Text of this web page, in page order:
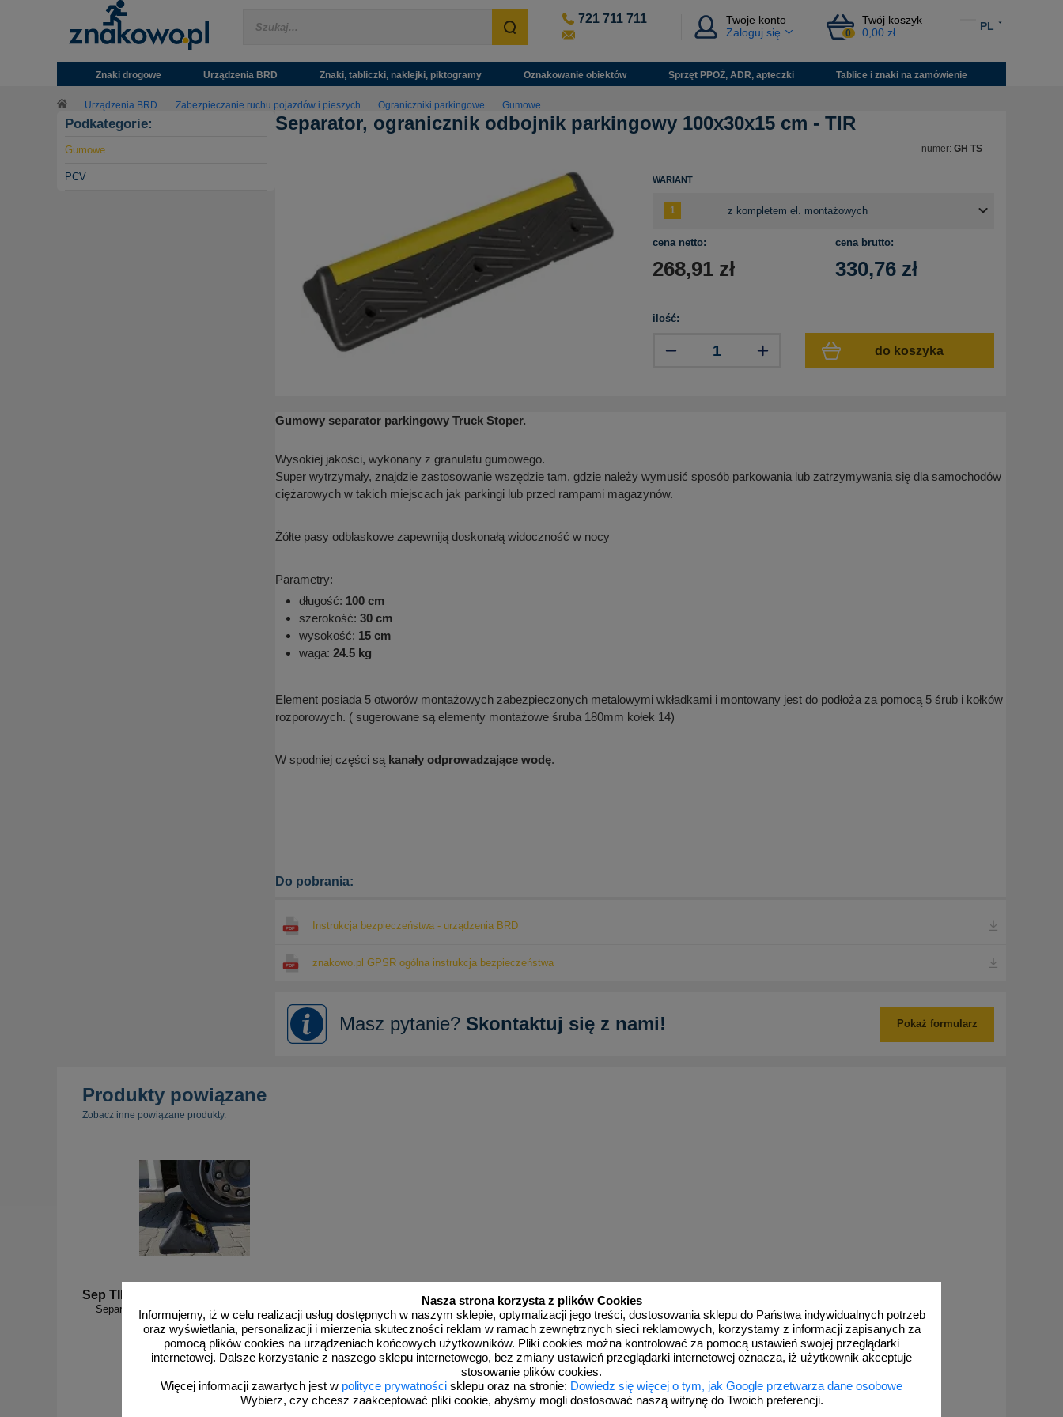
Nasza strona korzysta z plików Cookies
Informujemy, iż w celu realizacji usług dostępnych w naszym sklepie, optymalizacji jego treści, dostosowania sklepu do Państwa indywidualnych potrzeb
oraz wyświetlania, personalizacji i mierzenia skuteczności reklam w ramach zewnętrznych sieci reklamowych, korzystamy z informacji zapisanych za
pomocą plików cookies na urządzeniach końcowych użytkowników. Pliki cookies można kontrolować za pomocą ustawień swojej przeglądarki
internetowej. Dalsze korzystanie z naszego sklepu internetowego, bez zmiany ustawień przeglądarki internetowej oznacza, iż użytkownik akceptuje
stosowanie plików cookies.
Więcej informacji zawartych jest w polityce prywatności sklepu oraz na stronie: Dowiedz się więcej o tym, jak Google przetwarza dane osobowe
Wybierz, czy chcesz zaakceptować pliki cookie, abyśmy mogli dostosować naszą witrynę do Twoich preferencji.
721 711 711
Twoje konto
Zaloguj się
Twój koszyk
0 0,00 zł
PL
Znaki drogowe Urządzenia BRD Znaki, tabliczki, naklejki, piktogramy Oznakowanie obiektów Sprzęt PPOŻ, ADR, apteczki Tablice i znaki na zamówienie
Urządzenia BRD Zabezpieczanie ruchu pojazdów i pieszych Ograniczniki parkingowe Gumowe
Podkategorie:
Gumowe
PCV
Separator, ogranicznik odbojnik parkingowy 100x30x15 cm - TIR
numer: GH TS
WARIANT
cena netto:
268,91 zł
cena brutto:
330,76 zł
ilość:
do koszyka
Gumowy separator parkingowy Truck Stoper.
Wysokiej jakości, wykonany z granulatu gumowego.
Super wytrzymały, znajdzie zastosowanie wszędzie tam, gdzie należy wymusić sposób parkowania lub zatrzymywania się dla samochodów
ciężarowych w takich miejscach jak parkingi lub przed rampami magazynów.
Żółte pasy odblaskowe zapewniją doskonałą widoczność w nocy
Parametry:
długość: 100 cm
szerokość: 30 cm
wysokość: 15 cm
waga: 24.5 kg
Element posiada 5 otworów montażowych zabezpieczonych metalowymi wkładkami i montowany jest do podłoża za pomocą 5 śrub i kołków
rozporowych. ( sugerowane są elementy montażowe śruba 180mm kołek 14)
W spodniej części są kanały odprowadzające wodę.
Do pobrania:
Instrukcja bezpieczeństwa - urządzenia BRD
znakowo.pl GPSR ogólna instrukcja bezpieczeństwa
Masz pytanie? Skontaktuj się z nami! Pokaż formularz
Produkty powiązane
Zobacz inne powiązane produkty.
Sep TIR
Separator, ogranicznik odbojnik parkingowy
100x30x16 cm - TIR